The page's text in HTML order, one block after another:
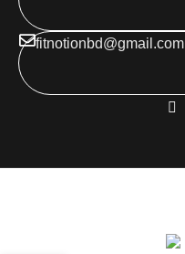
fitnotionbd@gmail.com